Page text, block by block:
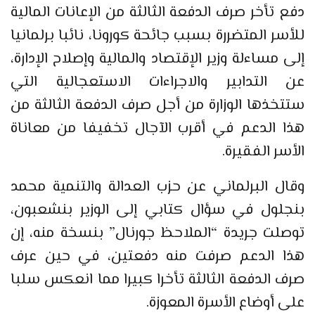
دفع تأخر صرف الدفعة الثالثة من الإعانات المالية
للأسر المتضررة بسبب جائحة كورونا، نائبا برلمانيا
إلى مساءلة وزير الإقتصاد والمالية وإصلاح الإدارة،
عن التدابير والاجراءات الاستعجالية التي
ستتخذها الوزارة من أجل صرف الدفعة الثالثة من
هذا الدعم في أقرب الآجال تخفيفا من معاناة
الأسر الفقيرة.
وقال البرلماني عن حزب العدالة والتنمية محمد
بنجلول في سؤال كتابي إلى الوزير بنشعبون،
توصلت جريدة “الملاحظ جورنال” بنسخة منه، إن
هذا الدعم صرفت منه دفعتين، في حين عرف
صرف الدفعة الثالثة تأخرا كبيرا مما انعكس سلبا
على أوضاع الأسرة المعوزة.